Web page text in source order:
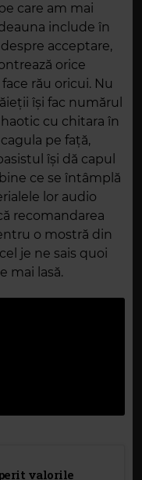
care am mai
include în
acceptare,
orice
rău oricui. Nu
își fac numărul
cu chitara în
pe față,
își dă capul
ce se întâmplă
lor audio
recomandarea
o mostră din
je ne sais quoi
mai lasă.
valorile